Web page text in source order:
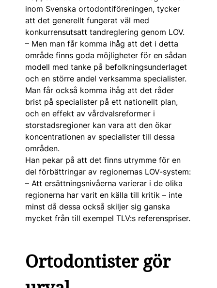
inom Svenska ortodontiföreningen, tycker
att det generellt fungerat väl med
konkurrens­utsatt tandreglering genom LOV.
– Men man får komma ihåg att det i detta
område finns goda möjligheter för en sådan
modell med tanke på befolkningsunderlaget
och en större andel verksamma specialister.
Man får också komma ihåg att det råder
brist på specialister på ett nationellt plan,
och en effekt av vårdvalsreformer i
storstadsregioner kan vara att den ökar
koncentrationen av specialister till dessa
områden.
Han pekar på att det finns utrymme för en
del förbättringar av regionernas LOV-system:
– Att ersättningsnivåerna varierar i de olika
regionerna har varit en källa till kritik – inte
minst då dessa också skiljer sig ganska
mycket från till exempel TLV:s referenspriser.
Ortodontister gör